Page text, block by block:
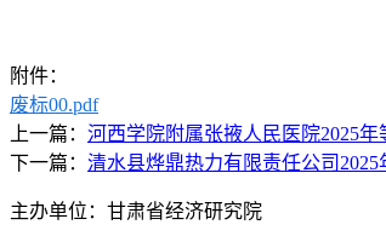
附件：
废标00.pdf
上一篇： 河西学院附属张掖人民医院2025
下一篇： 清水县烨鼎热力有限责任公司
主办单位：甘肃省经济研究院